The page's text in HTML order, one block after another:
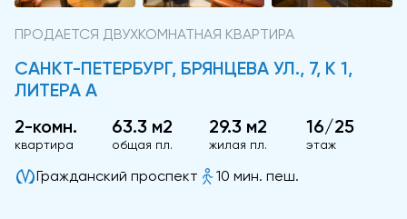
ПРОДАЕТСЯ ДВУХКОМНАТНАЯ КВАРТИРА
САНКТ-ПЕТЕРБУРГ, БРЯНЦЕВА УЛ., 7, К 1,
ЛИТЕРА А
2-комн.
квартира
63.3 м2
общая пл.
29.3 м2
жилая пл.
16/25
этаж
Гражданский проспект 10 мин. пеш.